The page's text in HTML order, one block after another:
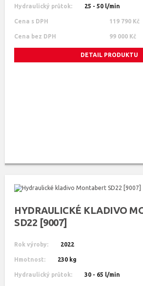
Hydraulický průtok: 25 - 50 l/min
Cena s DPH 119 790 Kč
Cena bez DPH 99 000 Kč
DETAIL PRODUKTU
HYDRAULICKÉ KLADIVO
SD22 [9007]
Rok výroby: 2022
Hmotnost: 230 kg
Hydraulický průtok: 30 - 65 l/min